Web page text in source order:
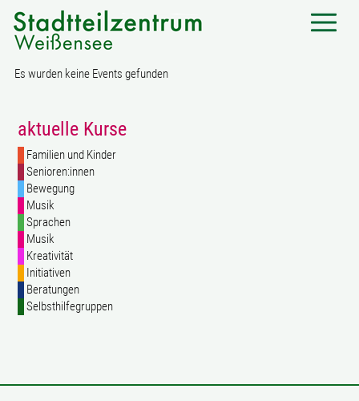
Es wurden keine Events gefunden
aktuelle Kurse
Familien und Kinder
Senioren:innen
Bewegung
Musik
Sprachen
Musik
Kreativität
Initiativen
Beratungen
Selbsthilfegruppen